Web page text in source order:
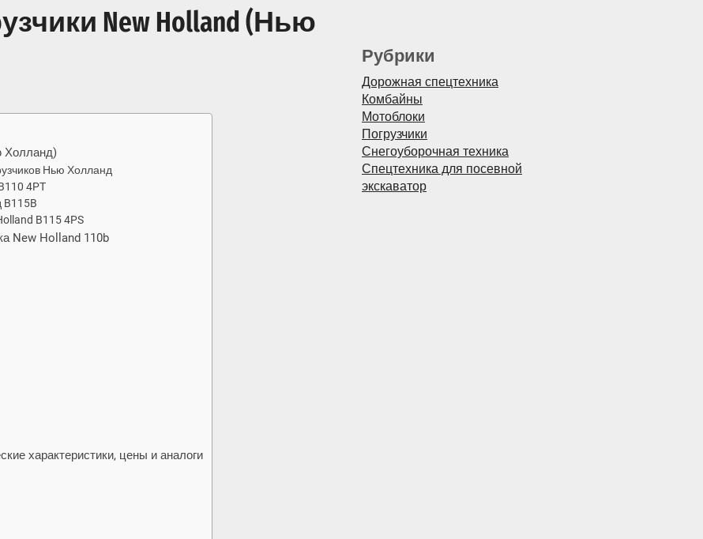
New Holland (Нью
Холланд)
Нью Холланд
4PT
B115B
B115 4PS
New Holland 110b
характеристики, цены и аналоги
Рубрики
Дорожная спецтехника
Комбайны
Мотоблоки
Погрузчики
Снегоуборочная техника
Спецтехника для посевной
экскаватор